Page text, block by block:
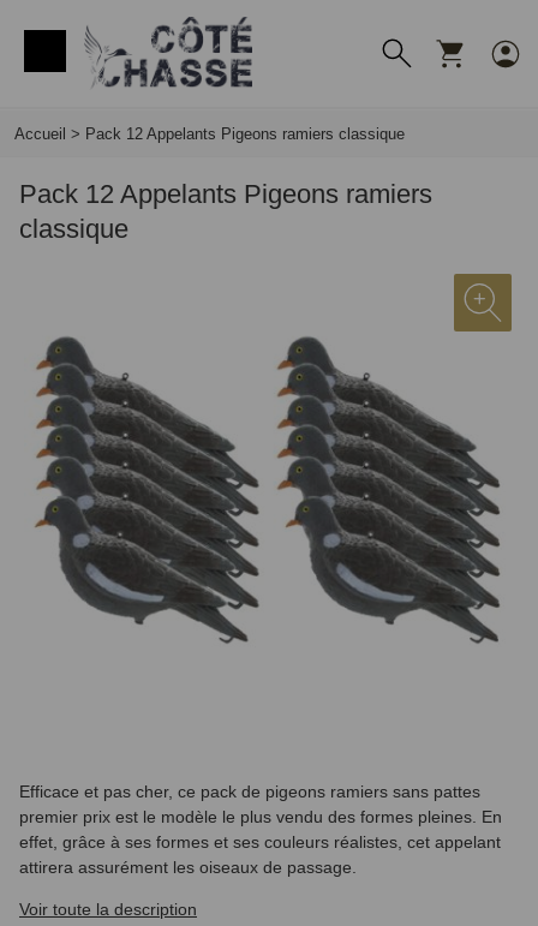
Accueil > Pack 12 Appelants Pigeons ramiers classique
Pack 12 Appelants Pigeons ramiers
classique
Efficace et pas cher, ce pack de pigeons ramiers sans pattes
premier prix est le modèle le plus vendu des formes pleines. En
effet, grâce à ses formes et ses couleurs réalistes, cet appelant
attirera assurément les oiseaux de passage.
Voir toute la description